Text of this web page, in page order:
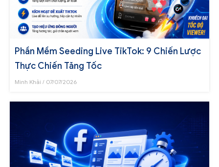
Phần Mềm Seeding Live TikTok: 9 Chiến Lược
Thực Chiến Tăng Tốc
Minh Khải 07/07/2026